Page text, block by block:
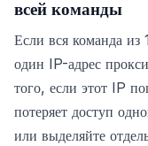
всей команды
Если вся команда из
один IP-адрес
того, если этот IP
потеряет доступ
или выделяйте